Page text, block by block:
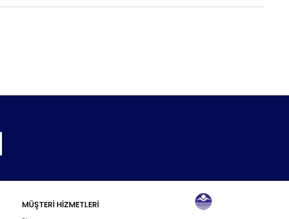
MÜŞTERİ HİZMETLERİ